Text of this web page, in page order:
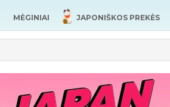
MĖGINIAI JAPONIŠKOS PREKĖS